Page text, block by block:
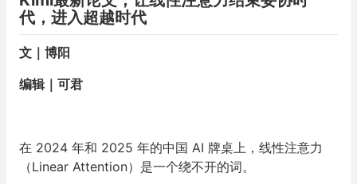
代，进入超越时代
文｜博阳
编辑｜可君
在 2024 年和 2025 年的中国 AI 牌桌上，线性注意力
（Linear Attention）是一个绕不开的词。